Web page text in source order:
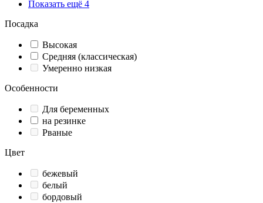
Показать ещё 4
Посадка
Высокая
Средняя (классическая)
Умеренно низкая
Особенности
Для беременных
на резинке
Рваные
Цвет
бежевый
белый
бордовый